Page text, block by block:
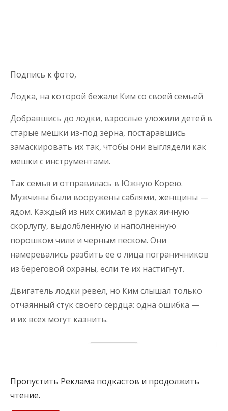
Подпись к фото,
Лодка, на которой бежали Ким со своей семьей
Добравшись до лодки, взрослые уложили детей в
старые мешки из-под зерна, постаравшись
замаскировать их так, чтобы они выглядели как
мешки с инструментами.
Так семья и отправилась в Южную Корею.
Мужчины были вооружены саблями, женщины —
ядом. Каждый из них сжимал в руках яичную
скорлупу, выдолбленную и наполненную
порошком чили и черным песком. Они
намеревались разбить ее о лица пограничников
из береговой охраны, если те их настигнут.
Двигатель лодки ревел, но Ким слышал только
отчаянный стук своего сердца: одна ошибка —
и их всех могут казнить.
Пропустить Реклама подкастов и продолжить
чтение.